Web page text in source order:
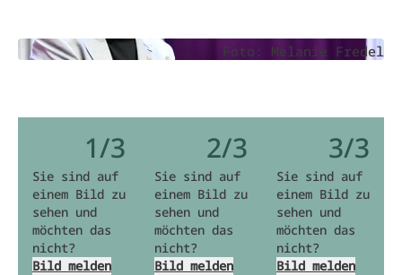
Foto: Melanie Fredel
1/3
Sie sind auf
einem Bild zu
sehen und
möchten das
nicht?
Bild melden
2/3
Sie sind auf
einem Bild zu
sehen und
möchten das
nicht?
Bild melden
3/3
Sie sind auf
einem Bild zu
sehen und
möchten das
nicht?
Bild melden